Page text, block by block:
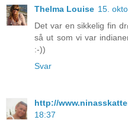
Thelma Louise 15.
Det var en sikkelig fin
så ut som vi var
:-))
Svar
http://
18:37